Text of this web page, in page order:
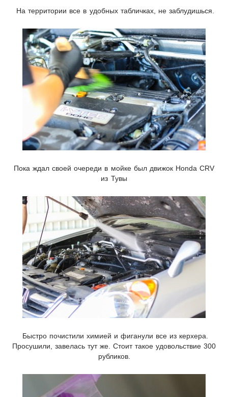
На территории все в удобных табличках, не заблудишься.
Пока ждал своей очереди в мойке был движок Honda CRV
из Тувы
Быстро почистили химией и фиганули все из керхера.
Просушили, завелась тут же. Стоит такое удовольствие 300
рубликов.